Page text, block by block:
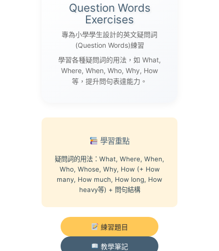
Question Words
Exercises
專為小學學生設計的英文疑問詞
(Question Words)練習
學習各種疑問詞的用法，如 What,
Where, When, Who, Why, How
等，提升問句表達能力。
學習重點
疑問詞的用法：What, Where, When,
Who, Whose, Why, How (+ How
many, How much, How long, How
heavy等) + 問句結構
練習題目
教學筆記